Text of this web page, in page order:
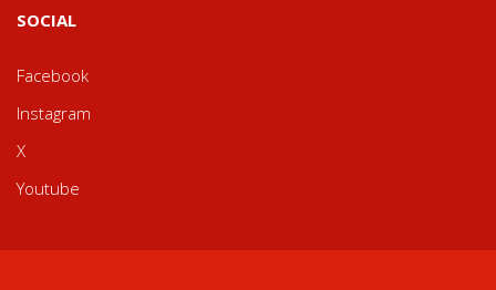
SOCIAL
Facebook
Instagram
X
Youtube